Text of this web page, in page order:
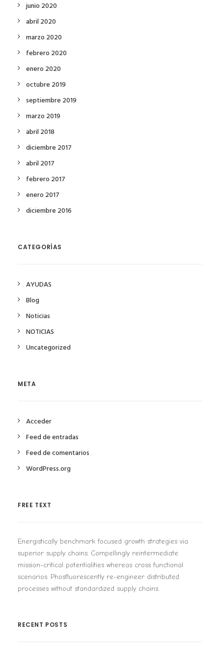
junio 2020
abril 2020
marzo 2020
febrero 2020
enero 2020
octubre 2019
septiembre 2019
marzo 2019
abril 2018
diciembre 2017
abril 2017
febrero 2017
enero 2017
diciembre 2016
CATEGORÍAS
AYUDAS
Blog
Noticias
NOTICIAS
Uncategorized
META
Acceder
Feed de entradas
Feed de comentarios
WordPress.org
FREE TEXT
Energistically benchmark focused growth strategies via
superior supply chains. Compellingly reintermediate
mission-critical potentialities whereas cross functional
scenarios. Phosfluorescently re-engineer distributed
processes without standardized supply chains.
RECENT POSTS